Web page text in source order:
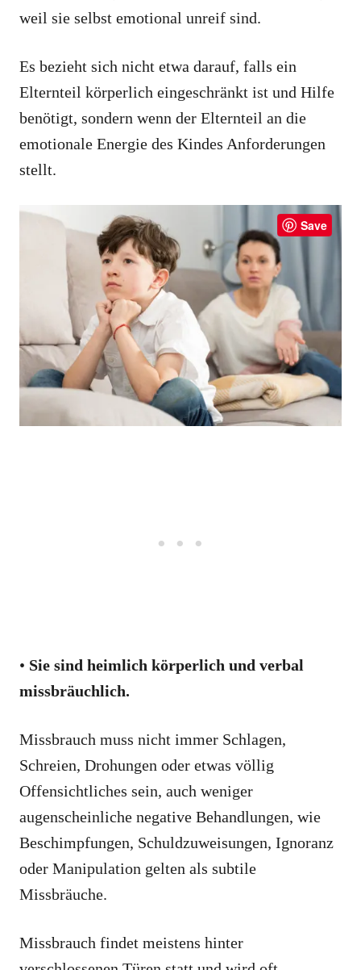
weil sie selbst emotional unreif sind.
Es bezieht sich nicht etwa darauf, falls ein
Elternteil körperlich eingeschränkt ist und Hilfe
benötigt, sondern wenn der Elternteil an die
emotionale Energie des Kindes Anforderungen
stellt.
Save
• Sie sind heimlich körperlich und verbal
missbräuchlich.
Missbrauch muss nicht immer Schlagen,
Schreien, Drohungen oder etwas völlig
Offensichtliches sein, auch weniger
augenscheinliche negative Behandlungen, wie
Beschimpfungen, Schuldzuweisungen, Ignoranz
oder Manipulation gelten als subtile
Missbräuche.
Missbrauch findet meistens hinter